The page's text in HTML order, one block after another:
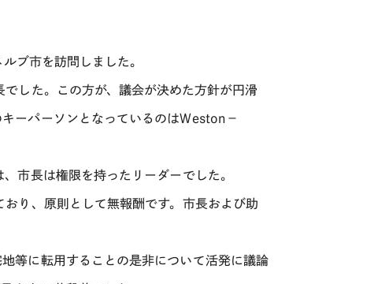
ブ市を訪問しました。
した。この方が、議会が決めた方針が円滑
ーパーソンとなっているのはWeston－
市長は権限を持ったリーダーでした。
り、原則として無報酬です。市長および助
等に転用することの是非について活発に議論